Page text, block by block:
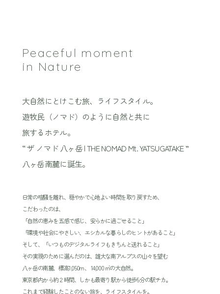
Peaceful moment
in Nature
大自然にとけこむ旅、ライフスタイル。
遊牧民（ノマド）のように自然と共に
旅するホテル。
“ ザ ノマド 八ヶ岳 | THE NOMAD Mt. YATSUGATAKE ”
八ヶ岳南麓に誕生。
日常の喧騒を離れ、穏やかで心地よい時間を取り戻すため、
こだわったのは、
「自然の恵みを五感で感じ、安らかに過ごせること」
「環境や社会にやさしい、エシカルな暮らしのヒントがあること」
そして、「いつものデジタルライフもきちんと送れること」
その実現のために選んだのは、雄大な南アルプスの山々を望む
八ヶ岳の南麓、標高1,050m 、 14,000 ㎡の大自然。
東京都内から約２時間、しかも最寄り駅から徒歩5 分の駅チカ。
これまで経験したことのない旅を、ライフスタイルを。